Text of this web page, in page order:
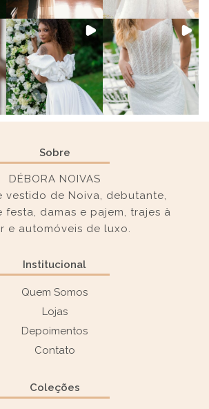
Sobre
DÉBORA NOIVAS
vestido de Noiva, debutante,
festa, damas e pajem, trajes à
e automóveis de luxo.
Institucional
Quem Somos
Lojas
Depoimentos
Contato
Coleções